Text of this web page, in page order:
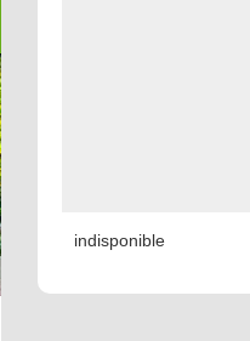
indisponible